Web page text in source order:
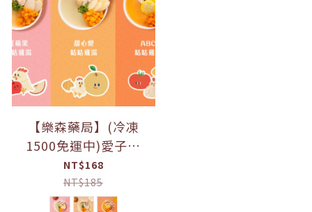
【樂森藥局】(冷凍
1500免運中)愛子伴
桌-愛子雞湯 甜心梨咕
咕雞 ABC咕咕雞 紅蘋
果咕咕雞
NT$168
NT$185